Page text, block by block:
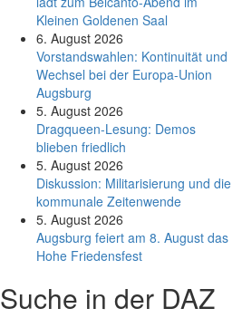
Kleinen Goldenen Saal
6. August 2026
Vorstandswahlen: Kontinuität und
Wechsel bei der Europa-Union
Augsburg
5. August 2026
Dragqueen-Lesung: Demos
blieben friedlich
5. August 2026
Diskussion: Mi­li­ta­ri­sie­rung und die
kommunale Zeitenwende
5. August 2026
Augsburg feiert am 8. August das
Hohe Friedensfest
Suche in der DAZ